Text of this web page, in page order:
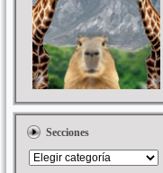
Secciones